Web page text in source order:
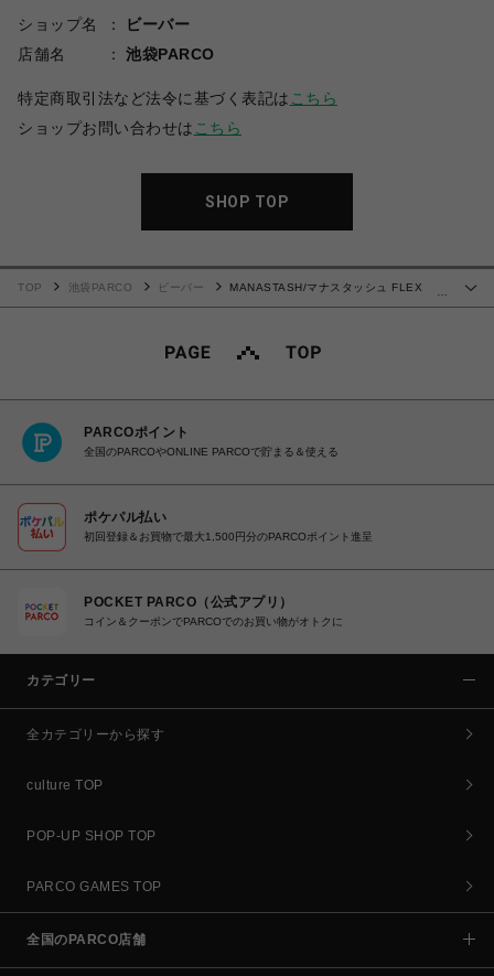
ショップ名
ビーバー
店舗名
池袋PARCO
特定商取引法など法令に基づく表記は こちら
ショップお問い合わせは こちら
SHOP TOP
TOP 池袋PARCO ビーバー
MANASTASH/マナスタッシュ FLEX
PARCOポイント
全国のPARCOやONLINE PARCOで貯まる＆使える
ポケパル払い
初回登録＆お買物で最大1,500円分のPARCOポイント進呈
POCKET PARCO（公式アプリ）
コイン＆クーポンでPARCOでのお買い物がオトクに
カテゴリー
全カテゴリーから探す
culture TOP
POP-UP SHOP TOP
PARCO GAMES TOP
全国のPARCO店舗